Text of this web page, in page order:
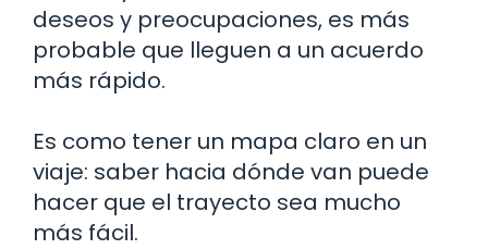
deseos y preocupaciones, es más
probable que lleguen a un acuerdo
más rápido.
Es como tener un mapa claro en un
viaje: saber hacia dónde van puede
hacer que el trayecto sea mucho
más fácil.